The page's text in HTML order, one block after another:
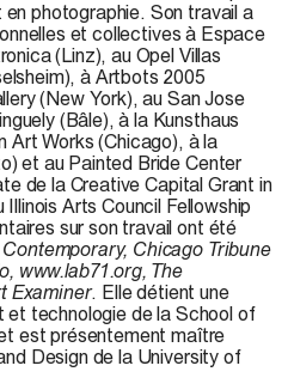
photographie. Son travail a
et collectives à Espace
(Linz), au Opel Villas
à Artbots 2005
(New York), au San Jose
(Bâle), à la Kunsthaus
Art Works (Chicago), à la
et au Painted Bride Center
de la Creative Capital Grant in
Arts Council Fellowship
sur son travail ont été
Chicago Tribune
www.lab71.org, The
Examiner. Elle détient une
et technologie de la School of
est présentement maître
Design de la University of